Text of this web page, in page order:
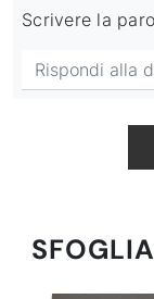
Scrivere la